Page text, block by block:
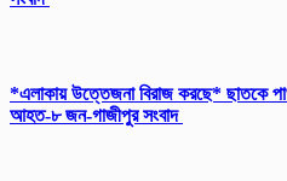
*এলাকায় উত্তেজনা বিরাজ করছে* ছাতকে
আহত-৮ জন-গাজীপুর সংবাদ